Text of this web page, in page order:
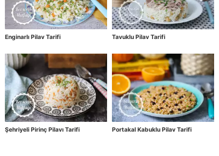
Enginarlı Pilav Tarifi Tavuklu Pilav Tarifi
Şehriyeli Pirinç Pilavı Tarifi Portakal Kabuklu Pilav Tarifi